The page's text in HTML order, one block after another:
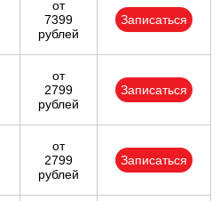
от
7399
рублей
Записаться
от
2799
рублей
Записаться
от
2799
рублей
Записаться